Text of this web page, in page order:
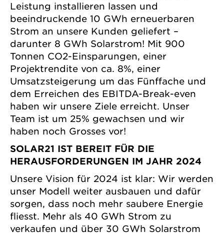
Leistung installieren lassen und
beeindruckende 10 GWh erneuerbaren
Strom an unsere Kunden geliefert –
darunter 8 GWh Solarstrom! Mit 900
Tonnen CO2-Einsparungen, einer
Projektrendite von ca. 8%, einer
Umsatzsteigerung um das Fünffache und
dem Erreichen des EBITDA-Break-even
haben wir unsere Ziele erreicht. Unser
Team ist um 25% gewachsen und wir
haben noch Grosses vor!
SOLAR21 IST BEREIT FÜR DIE
HERAUSFORDERUNGEN IM JAHR 2024
Unsere Vision für 2024 ist klar: Wir werden
unser Modell weiter ausbauen und dafür
sorgen, dass noch mehr saubere Energie
fliesst. Mehr als 40 GWh Strom zu
verkaufen und über 30 GWh Solarstrom